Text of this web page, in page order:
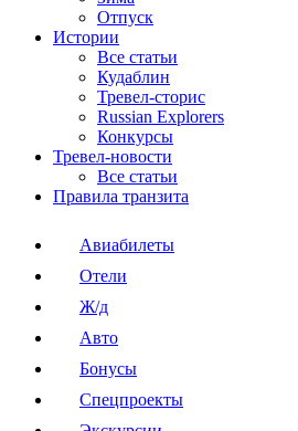
Отпуск
Истории
Все статьи
Кудаблин
Тревел-сторис
Russian Explorers
Конкурсы
Тревел-новости
Все статьи
Правила транзита
Авиабилеты
Отели
Ж/д
Авто
Бонусы
Спецпроекты